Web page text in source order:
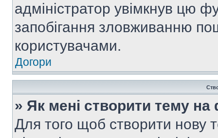
адміністратор увімкнув цю
запобігання зловживанню
користувачами.
Догори
» Як мені створити тему на
Для того щоб створити нову